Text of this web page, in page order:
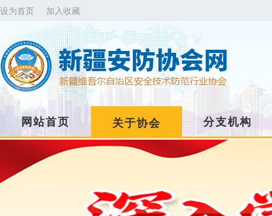
设为首页 加入收藏
网站首页 关于协会 分支机构